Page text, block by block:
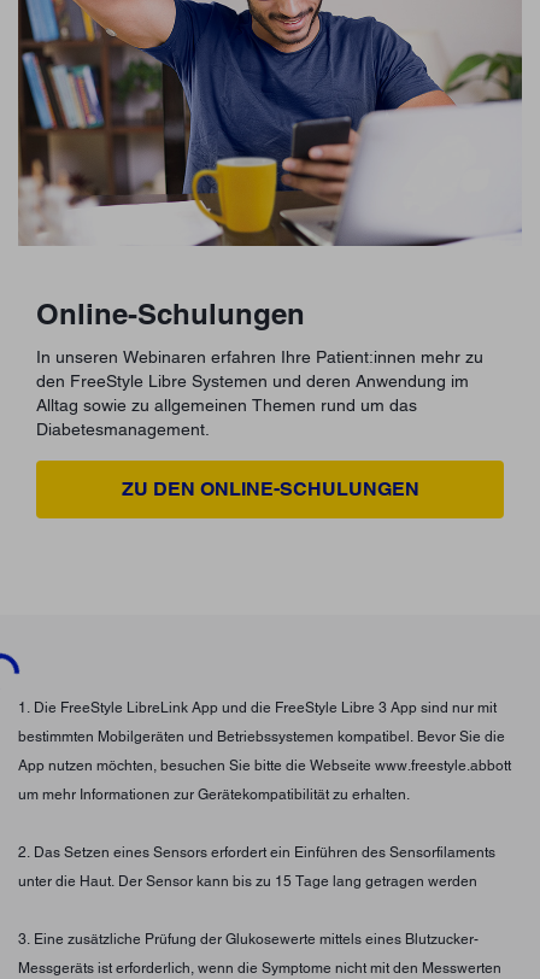
Online-Schulungen
In unseren Webinaren erfahren Ihre Patient:innen mehr zu
den FreeStyle Libre Systemen und deren Anwendung im
Alltag sowie zu allgemeinen Themen rund um das
Diabetesmanagement.
ZU DEN ONLINE-SCHULUNGEN
1. Die FreeStyle LibreLink App und die FreeStyle Libre 3 App sind nur mit
bestimmten Mobilgeräten und Betriebssystemen kompatibel. Bevor Sie die
App nutzen möchten, besuchen Sie bitte die Webseite www.freestyle.abbott
um mehr Informationen zur Gerätekompatibilität zu erhalten.
2. Das Setzen eines Sensors erfordert ein Einführen des Sensorfilaments
unter die Haut. Der Sensor kann bis zu 15 Tage lang getragen werden
3. Eine zusätzliche Prüfung der Glukosewerte mittels eines Blutzucker-
Messgeräts ist erforderlich, wenn die Symptome nicht mit den Messwerten